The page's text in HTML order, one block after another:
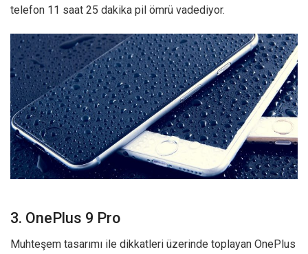
telefon 11 saat 25 dakika pil ömrü vadediyor.
3. OnePlus 9 Pro
Muhteşem tasarımı ile dikkatleri üzerinde toplayan OnePlus